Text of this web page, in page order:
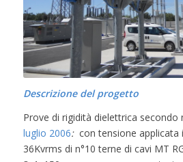
Descrizione del progetto
Prove di rigidità dielettrica secondo
luglio 2006: con tensione applicata
36Kvrms di n°10 terne di cavi MT